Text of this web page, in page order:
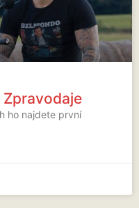
ho najdete první